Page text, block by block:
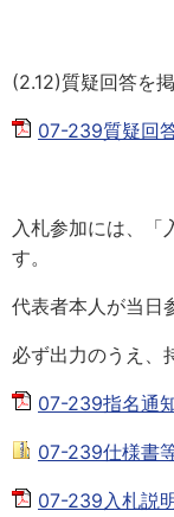
(2.12)質疑回答を
07-239質疑回
入札参加には、「
す。
代表者本人が当日
必ず出力のうえ、
07-239指名通
07-239仕様書
07-239入札説